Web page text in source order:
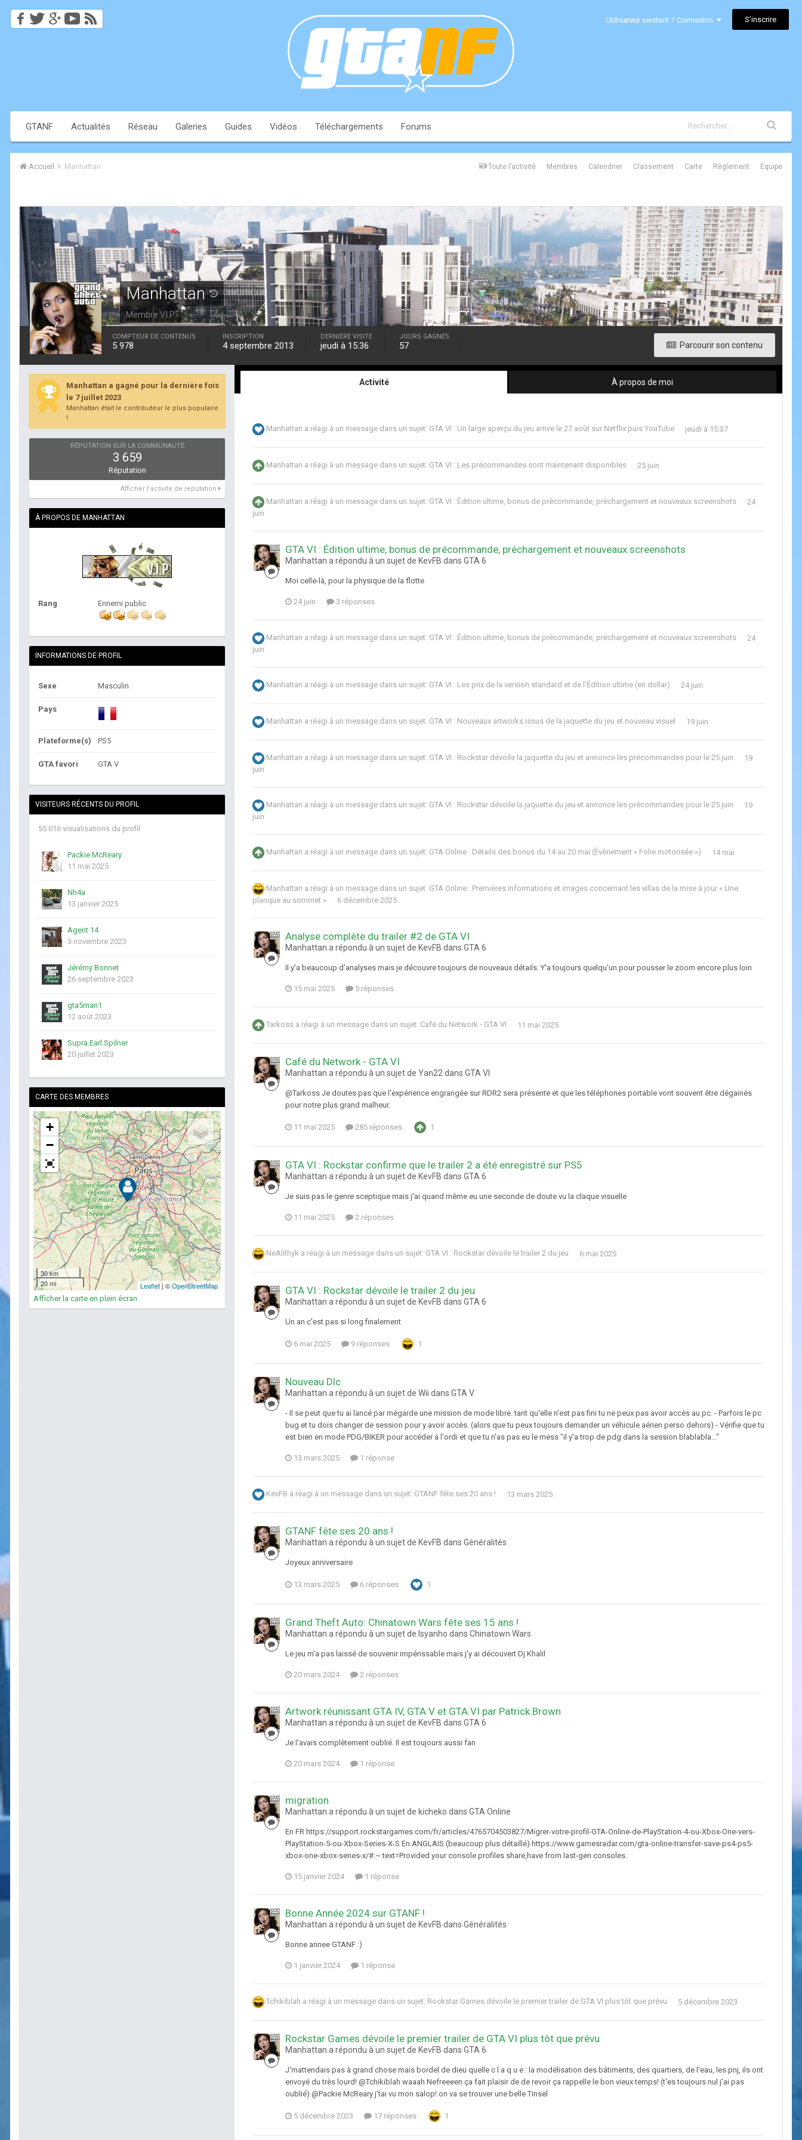
Utilisateur existant ? Connexion S’inscrire
GTANF Actualités Réseau Galeries Guides Vidéos Téléchargements Forums
Toute l’activité Membres Calendrier Classement Carte Règlement Équipe
Accueil Manhattan
Manhattan
Membre V.I.P.
Parcourir son contenu
COMPTEUR DE CONTENUS
5 978
INSCRIPTION
4 septembre 2013
DERNIÈRE VISITE
jeudi à 15:36
JOURS GAGNÉS
57
Manhattan a gagné pour la dernière fois
le 7 juillet 2023
Manhattan était le contributeur le plus populaire
!
RÉPUTATION SUR LA COMMUNAUTÉ
3 659
Réputation
Afficher l’activité de réputation
À PROPOS DE MANHATTAN
Rang Ennemi public
INFORMATIONS DE PROFIL
Sexe Masculin
Pays
Plateforme(s) PS5
GTA favori GTA V
VISITEURS RÉCENTS DU PROFIL
55 016 visualisations du profil
Packie McReary
11 mai 2025
Nh4a
13 janvier 2025
Agent 14
3 novembre 2023
Jérémy Bonnet
26 septembre 2023
gta5man1
12 août 2023
Supra.Earl.Spilner
20 juillet 2023
CARTE DES MEMBRES
Afficher la carte en plein écran
Activité À propos de moi
Manhattan a réagi à un message dans un sujet: GTA VI : Un large aperçu du jeu arrive le 27 août sur Netflix puis YouTube jeudi à 15:37
Manhattan a réagi à un message dans un sujet: GTA VI : Les précommandes sont maintenant disponibles 25 juin
Manhattan a réagi à un message dans un sujet: GTA VI : Édition ultime, bonus de précommande, préchargement et nouveaux screenshots
24
juin
GTA VI : Édition ultime, bonus de précommande, préchargement et nouveaux screenshots
Manhattan a répondu à un sujet de KevFB dans GTA 6
Moi celle-là, pour la physique de la flotte
24 juin 3 réponses
Manhattan a réagi à un message dans un sujet: GTA VI : Édition ultime, bonus de précommande, préchargement et nouveaux screenshots
24
juin
Manhattan a réagi à un message dans un sujet: GTA VI : Les prix de la version standard et de l'Édition ultime (en dollar) 24 juin
Manhattan a réagi à un message dans un sujet: GTA VI : Nouveaux artworks issus de la jaquette du jeu et nouveau visuel 19 juin
Manhattan a réagi à un message dans un sujet: GTA VI : Rockstar dévoile la jaquette du jeu et annonce les précommandes pour le 25 juin
19
juin
Manhattan a réagi à un message dans un sujet: GTA VI : Rockstar dévoile la jaquette du jeu et annonce les précommandes pour le 25 juin
19
juin
Manhattan a réagi à un message dans un sujet: GTA Online : Détails des bonus du 14 au 20 mai (Évènement « Folie motorisée ») 14 mai
Manhattan a réagi à un message dans un sujet: GTA Online : Premières informations et images concernant les villas de la mise à jour « Une
planque au sommet »
6 décembre 2025
Analyse complète du trailer #2 de GTA VI
Manhattan a répondu à un sujet de KevFB dans GTA 6
Il y'a beaucoup d'analyses mais je découvre toujours de nouveaux détails. Y'a toujours quelqu'un pour pousser le zoom encore plus loin
15 mai 2025 5 réponses
Tarkoss a réagi à un message dans un sujet: Café du Network - GTA VI 11 mai 2025
Café du Network - GTA VI
Manhattan a répondu à un sujet de Yan22 dans GTA VI
@Tarkoss Je doutes pas que l'expérience engrangée sur RDR2 sera présente et que les téléphones portable vont souvent être dégainés
pour notre plus grand malheur.
11 mai 2025 285 réponses 1
GTA VI : Rockstar confirme que le trailer 2 a été enregistré sur PS5
Manhattan a répondu à un sujet de KevFB dans GTA 6
Je suis pas le genre sceptique mais j'ai quand même eu une seconde de doute vu la claque visuelle
11 mai 2025 2 réponses
NeAlithyk a réagi à un message dans un sujet: GTA VI : Rockstar dévoile le trailer 2 du jeu 6 mai 2025
GTA VI : Rockstar dévoile le trailer 2 du jeu
Manhattan a répondu à un sujet de KevFB dans GTA 6
Un an c'est pas si long finalement
6 mai 2025 9 réponses 1
Nouveau Dlc
Manhattan a répondu à un sujet de Wii dans GTA V
- Il se peut que tu ai lancé par mégarde une mission de mode libre. tant qu'elle n'est pas fini tu ne peux pas avoir accès au pc. - Parfois le pc
bug et tu dois changer de session pour y avoir accès. (alors que tu peux toujours demander un véhicule aérien perso dehors) - Vérifie que tu
est bien en mode PDG/BIKER pour accéder à l'ordi et que tu n'as pas eu le mess "il y'a trop de pdg dans la session blablabla..."
13 mars 2025 1 réponse
KevFB a réagi à un message dans un sujet: GTANF fête ses 20 ans ! 13 mars 2025
GTANF fête ses 20 ans !
Manhattan a répondu à un sujet de KevFB dans Généralités
Joyeux anniversaire
13 mars 2025 6 réponses 1
Grand Theft Auto: Chinatown Wars fête ses 15 ans !
Manhattan a répondu à un sujet de Isyanho dans Chinatown Wars
Le jeu m'a pas laissé de souvenir impérissable mais j'y ai découvert Dj Khalil
20 mars 2024 2 réponses
Artwork réunissant GTA IV, GTA V et GTA VI par Patrick Brown
Manhattan a répondu à un sujet de KevFB dans GTA 6
Je l'avais complètement oublié. Il est toujours aussi fan
20 mars 2024 1 réponse
migration
Manhattan a répondu à un sujet de kicheko dans GTA Online
En FR https://support.rockstargames.com/fr/articles/4765704503827/Migrer-votre-profil-GTA-Online-de-PlayStation-4-ou-Xbox-One-vers-
PlayStation-5-ou-Xbox-Series-X-S En ANGLAIS (beaucoup plus détaillé) https://www.gamesradar.com/gta-online-transfer-save-ps4-ps5-
xbox-one-xbox-series-x/#:~:text=Provided your console profiles share,have from last-gen consoles.
15 janvier 2024 1 réponse
Bonne Année 2024 sur GTANF !
Manhattan a répondu à un sujet de KevFB dans Généralités
Bonne annee GTANF :)
1 janvier 2024 1 réponse
Tchikiblah a réagi à un message dans un sujet: Rockstar Games dévoile le premier trailer de GTA VI plus tôt que prévu 5 décembre 2023
Rockstar Games dévoile le premier trailer de GTA VI plus tôt que prévu
Manhattan a répondu à un sujet de KevFB dans GTA 6
J'mattendais pas à grand chose mais bordel de dieu quelle c l a q u e : la modélisation des bâtiments, des quartiers, de l'eau, les pnj, ils ont
envoyé du très lourd! @Tchikiblah waaah Nefreeeen ça fait plaisir de de revoir ça rappelle le bon vieux temps! (t'es toujours nul j'ai pas
oublié) @Packie McReary j'tai vu mon salop! on va se trouver une belle Tinsel
5 décembre 2023 17 réponses 1